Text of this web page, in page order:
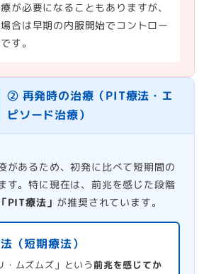
が必要になることもありますが、
合は早期の内服開始でコントロー
す。
② 再発時の治療（PIT療法・エ
ピソード治療）
があるため、初発に比べて短期間の
す。特に現在は、前兆を感じた段階
「PIT療法」 が推奨されています。
（短期療法）
・ムズムズ」という前兆を感じてか